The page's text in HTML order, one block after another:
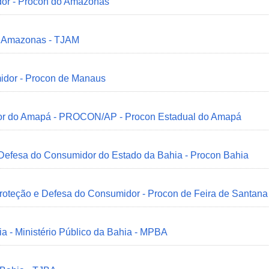
- TJAM
- Procon de Manaus
do Amapá - PROCON/AP - Procon Estadual do Amapá
do Consumidor do Estado da Bahia - Procon Bahia
e Defesa do Consumidor - Procon de Feira de Santana
- Ministério Público da Bahia - MPBA